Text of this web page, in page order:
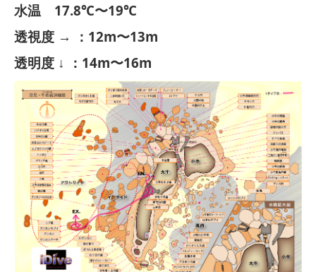
水温 17.8℃〜19℃
透視度 → ：12m〜13m
透明度 ↓ ：14m〜16m